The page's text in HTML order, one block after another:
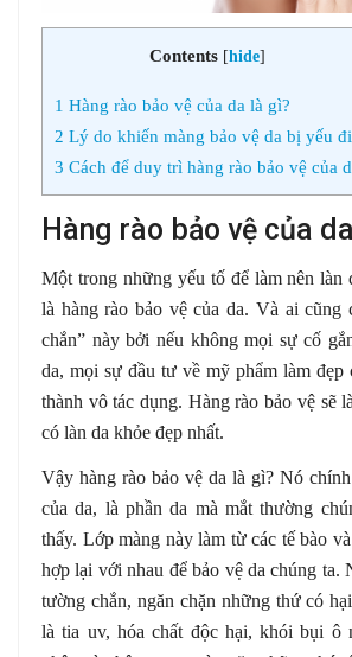
Contents [hide]
1 Hàng rào bảo vệ của da là gì?
2 Lý do khiến màng bảo vệ da bị yếu đi
3 Cách để duy trì hàng rào bảo vệ của
Hàng rào bảo vệ của
Một trong những yếu tố để làm nên làn
là hàng rào bảo vệ của da. Và ai cũng
chắn” này bởi nếu không mọi sự cố
da, mọi sự đầu tư về mỹ phẩm làm đẹp
thành vô tác dụng. Hàng rào bảo vệ sẽ
có làn da khỏe đẹp nhất.
Vậy hàng rào bảo vệ da là gì? Nó
của da, là phần da mà mắt thường
thấy. Lớp màng này làm từ các tế bào
hợp lại với nhau để bảo vệ da chúng ta.
tường chắn, ngăn chặn những thứ có
là tia uv, hóa chất độc hại, khói bụi ô